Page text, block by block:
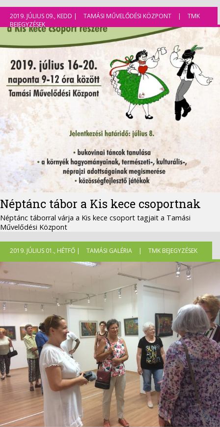
2019. JÚLIUS 09., KEDD | TAMÁSI MŰVELŐDÉSI KÖZPONT |
TMK
BEJEGYZÉSEK
Néptánc tábor a Kis kece csoportnak
Néptánc táborral várja a Kis kece csoport tagjait a Tamási
Művelődési Központ
2019. JÚLIUS 01., HÉTFŐ | TAMÁSI GALÉRIA | TMK BEJEGYZÉSEK